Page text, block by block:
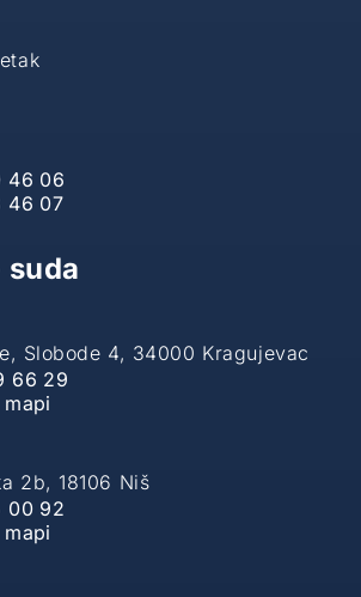
46 06
46 07
suda
Slobode 4, 34000 Kragujevac
66 29
2b, 18106 Niš
00 92